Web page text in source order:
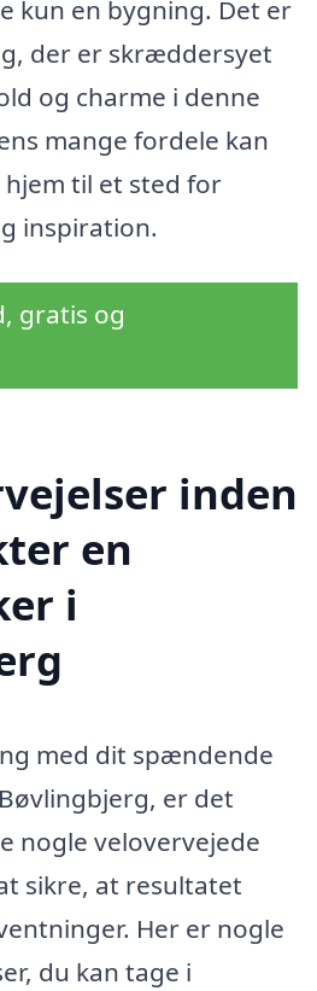
kun en bygning. Det er
der er skræddersyet
og charme i denne
mange fordele kan
til et sted for
inspiration.
gratis og
inden
en
i
med dit spændende
er det
nogle velovervejede
sikre, at resultatet
Her er nogle
du kan tage i